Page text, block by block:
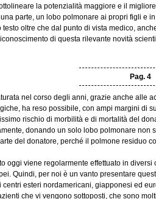
la potenzialità maggiore e il
parte, un lobo polmonare ai propri figli e
testo oltre che dal punto di vista medico,
di questa rilevante novità
Pag. 4
nel corso degli anni, grazie anche alle
ha reso possibile, con ampi margini di
rischio di morbilità e di mortalità del
donando un solo lobo polmonare
del donatore, perché il polmone residuo
oggi viene regolarmente effettuato in
Quindi, per noi è un vanto presentare
centri esteri nordamericani, giapponesi ed
che vi vengono sottoposti, che sono